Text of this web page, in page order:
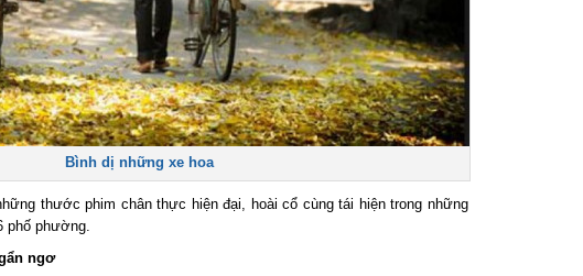
Bình dị những xe hoa
thước phim chân thực hiện đại, hoài cổ cùng tái hiện trong những
phường.
ngơ